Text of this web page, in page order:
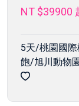
NT $39900
5天/桃園國
飽/旭川動物